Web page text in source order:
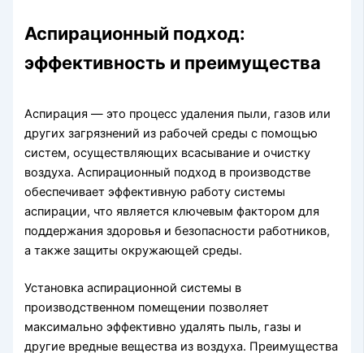
Аспирационный подход:
эффективность и преимущества
Аспирация — это процесс удаления пыли, газов или
других загрязнений из рабочей среды с помощью
систем, осуществляющих всасывание и очистку
воздуха. Аспирационный подход в производстве
обеспечивает эффективную работу системы
аспирации, что является ключевым фактором для
поддержания здоровья и безопасности работников,
а также защиты окружающей среды.
Установка аспирационной системы в
производственном помещении позволяет
максимально эффективно удалять пыль, газы и
другие вредные вещества из воздуха. Преимущества